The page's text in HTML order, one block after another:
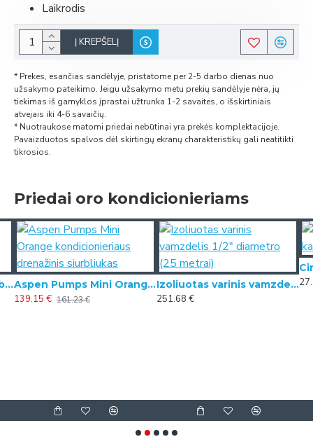
Laikrodis
Į KREPŠELĮ
* Prekes, esančias sandėlyje, pristatome per 2-5 darbo dienas nuo
užsakymo pateikimo. Jeigu užsakymo metu prekių sandėlyje nėra, jų
tiekimas iš gamyklos įprastai užtrunka 1-2 savaites, o išskirtiniais
atvejais iki 4-6 savaičių.
* Nuotraukose matomi priedai nebūtinai yra prekės komplektacijoje.
Pavaizduotos spalvos dėl skirtingų ekranų charakteristikų gali neatitikti
tikrosios.
Priedai oro kondicionieriams
REFCO kondensato siurblys VAMP-F 22L/H 15M
Aspen Pumps Mini Orange kondicionieriaus drenažinis siurbliukas
139.15 € 161.23 €
Izoliuotas varinis vamzdelis 1/2" diametro (25 metrai)
251.68 €